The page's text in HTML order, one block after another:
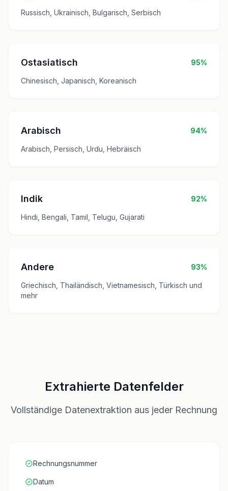
Russisch, Ukrainisch, Bulgarisch, Serbisch
Ostasiatisch 95%
Chinesisch, Japanisch, Koreanisch
Arabisch 94%
Arabisch, Persisch, Urdu, Hebräisch
Indik 92%
Hindi, Bengali, Tamil, Telugu, Gujarati
Andere 93%
Griechisch, Thailändisch, Vietnamesisch, Türkisch und
mehr
Extrahierte Datenfelder
Vollständige Datenextraktion aus jeder Rechnung
Rechnungsnummer
Datum